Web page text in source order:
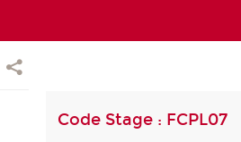
Code Stage : FCPL07